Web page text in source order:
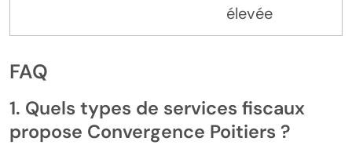
élevée
FAQ
1. Quels types de services fiscaux
propose Convergence Poitiers ?